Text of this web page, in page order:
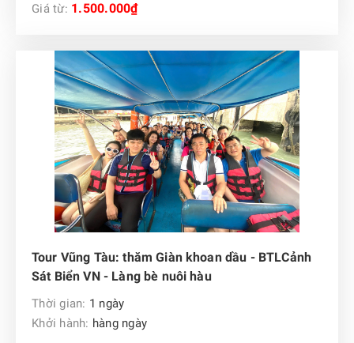
Giá từ: 1.500.000₫
Tour Vũng Tàu: thăm Giàn khoan dầu - BTLCảnh
Sát Biển VN - Làng bè nuôi hàu
Thời gian: 1 ngày
Khởi hành: hàng ngày